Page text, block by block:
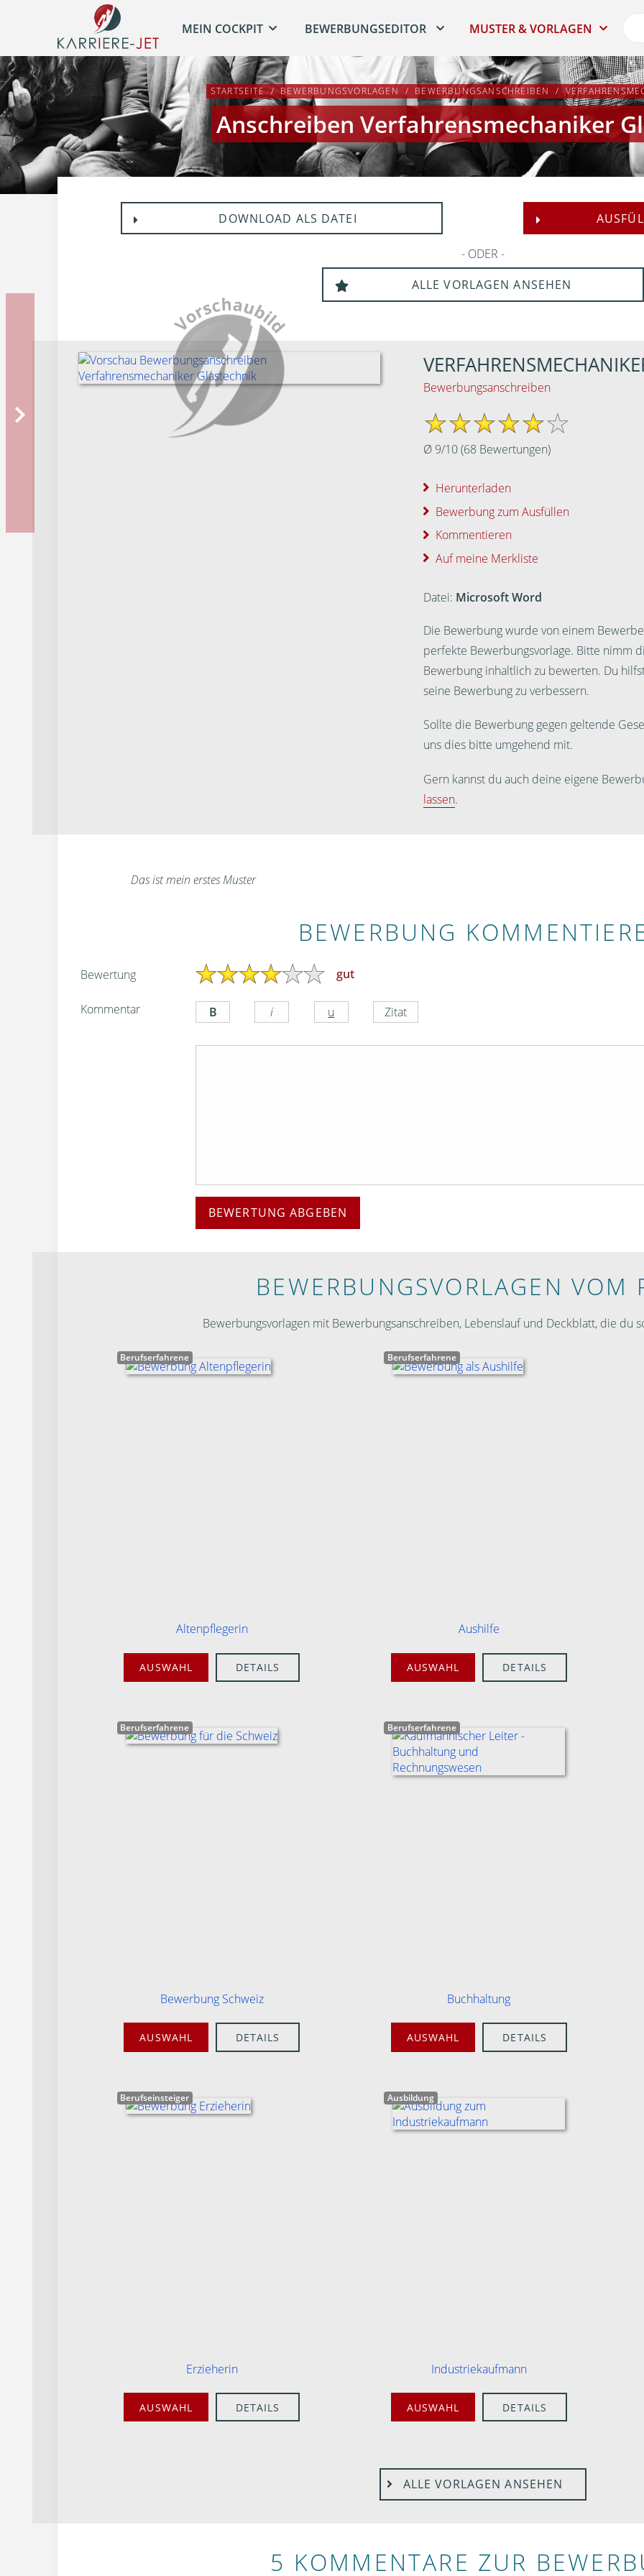
MEIN COCKPIT BEWERBUNGSEDITOR MUSTER & VORLAGEN
STARTSEITE BEWERBUNGSVORLAGEN BEWERBUNGSANSCHREIBEN
Anschreiben Verfahrensmechaniker
DOWNLOAD ALS DATEI
ODER
ALLE VORLAGEN ANSEHEN
Bewerbungsanschreiben
Ø 9/10(68 Bewertungen)
Herunterladen
Bewerbung zum Ausfüllen
Kommentieren
Auf meine Merkliste
Datei: Microsoft Word
Die Bewerbung wurde von einem
perfekte Bewerbungsvorlage. Bitte nimm
Bewerbung inhaltlich zu bewerten. Du
seine Bewerbung zu verbessern.
Sollte die Bewerbung gegen geltende
uns dies bitte umgehend mit.
Gern kannst du auch deine eigene
lassen.
Das ist mein erstes Muster
BEWERBUNG
Bewertung gut
Kommentar
BEWERTUNG ABGEBEN
BEWERBUNGS­VORLAGEN VOM
Bewerbungsvorlagen mit Bewerbungsanschreiben, Lebenslauf und Deckblatt, die du
Berufserfahrene
Altenpflegerin
AUSWAHL DETAILS
Berufserfahrene
Aushilfe
AUSWAHL DETAILS
Berufserfahrene
Bewerbung Schweiz
AUSWAHL DETAILS
Berufserfahrene
Buchhaltung
AUSWAHL DETAILS
Berufseinsteiger
Erzieherin
AUSWAHL DETAILS
Ausbildung
Industriekaufmann
AUSWAHL DETAILS
ALLE VORLAGEN ANSEHEN
5 KOMMENTARE ZUR